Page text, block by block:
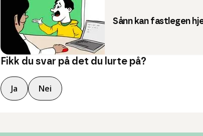
Sånn kan fastlegen
Fikk du svar på det du lurte på?
Ja Nei